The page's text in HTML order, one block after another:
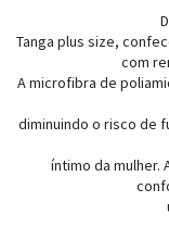
Tanga plus size,
com
A microfibra de
diminuindo o risco de
íntimo da mulher.